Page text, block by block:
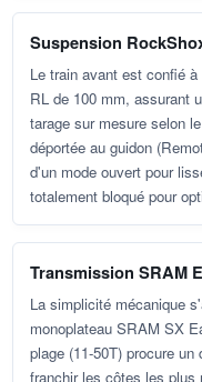
Suspension
Le train avant est confié
RL de 100 mm, assurant
tarage sur mesure selon
déportée au guidon
d'un mode ouvert pour
totalement bloqué pour
Transmission SRAM
La simplicité mécanique
monoplateau SRAM SX
plage (11-50T) procure
franchir les côtes les plus